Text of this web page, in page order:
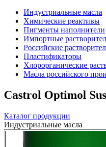
Индустриальные масла
Химические реактивы
Пигменты наполнители
Импортные
Российские
Пластификаторы
Хлорорганические
Масла российского
Castrol Optimol
Каталог продукции
Индустриальные масла